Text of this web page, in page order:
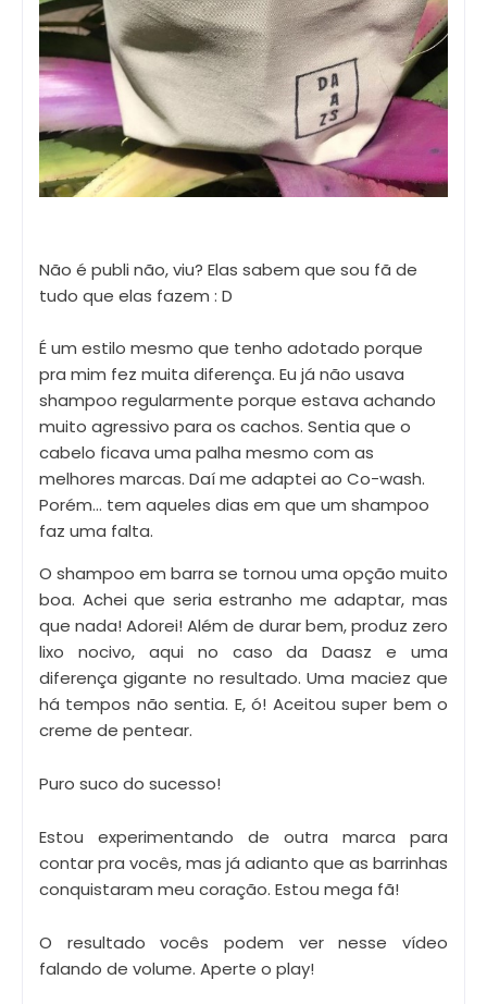
Não é publi não, viu? Elas sabem que sou fã de
tudo que elas fazem : D
É um estilo mesmo que tenho adotado porque
pra mim fez muita diferença. Eu já não usava
shampoo regularmente porque estava achando
muito agressivo para os cachos. Sentia que o
cabelo ficava uma palha mesmo com as
melhores marcas. Daí me adaptei ao Co-wash.
Porém... tem aqueles dias em que um shampoo
faz uma falta.
O shampoo em barra se tornou uma opção muito
boa. Achei que seria estranho me adaptar, mas
que nada! Adorei! Além de durar bem, produz zero
lixo nocivo, aqui no caso da Daasz e uma
diferença gigante no resultado. Uma maciez que
há tempos não sentia. E, ó! Aceitou super bem o
creme de pentear.
Puro suco do sucesso!
Estou experimentando de outra marca para
contar pra vocês, mas já adianto que as barrinhas
conquistaram meu coração. Estou mega fã!
O resultado vocês podem ver nesse vídeo
falando de volume. Aperte o play!